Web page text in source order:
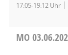
17:05-19:12 Uhr
MO